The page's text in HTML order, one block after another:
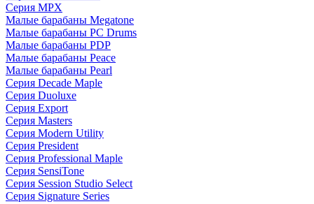
Серия MPX
Малые барабаны Megatone
Малые барабаны PC Drums
Малые барабаны PDP
Малые барабаны Peace
Малые барабаны Pearl
Серия Decade Maple
Серия Duoluxe
Серия Export
Серия Masters
Серия Modern Utility
Серия President
Серия Professional Maple
Серия SensiTone
Серия Session Studio Select
Серия Signature Series